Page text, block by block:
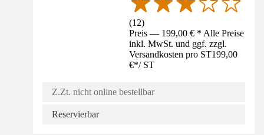
(12)
Preis — 199,00 € * Alle Preise
inkl. MwSt. und ggf. zzgl.
Versandkosten pro ST199,00
€*/ ST
Z.Zt. nicht online bestellbar
Reservierbar